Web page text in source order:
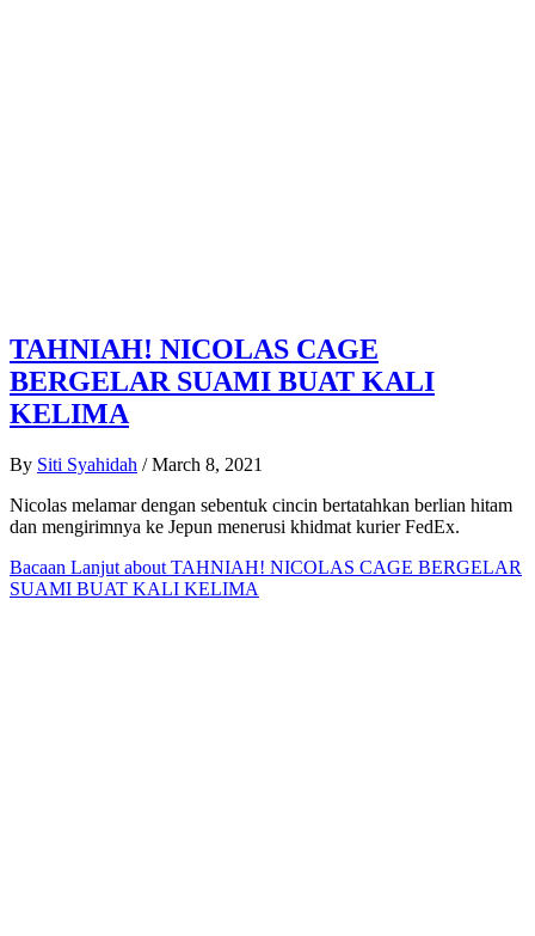
TAHNIAH! NICOLAS CAGE
BERGELAR SUAMI BUAT KALI
KELIMA
By Siti Syahidah / March 8, 2021
Nicolas melamar dengan sebentuk cincin bertatahkan berlian hitam
dan mengirimnya ke Jepun menerusi khidmat kurier FedEx.
Bacaan Lanjut about TAHNIAH! NICOLAS CAGE BERGELAR
SUAMI BUAT KALI KELIMA